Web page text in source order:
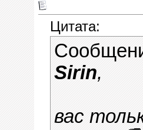
Цитата:
Sirin,
вас